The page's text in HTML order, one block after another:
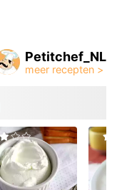
Petitchef_NL